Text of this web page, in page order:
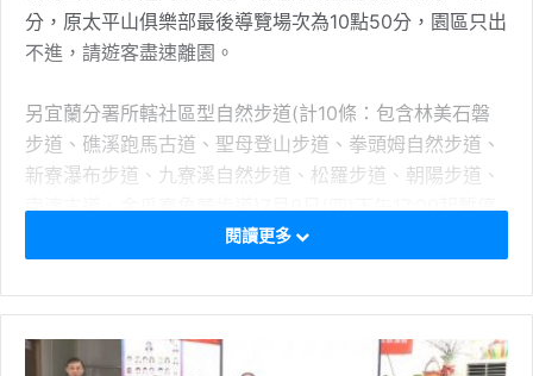
分，原太平山俱樂部最後導覽場次為10點50分，園區只出
不進，請遊客盡速離園。
另宜蘭分署所轄社區型自然步道(計10條：包含林美石磐
步道、礁溪跑馬古道、聖母登山步道、拳頭姆自然步道、
新寮瀑布步道、九寮溪自然步道、松羅步道、朝陽步道、
南澳古道、金瓜寮魚蕨步道)7月9日(四)下午17:00起暫停
開放，羅東林業文化園區俟宜蘭縣政府公告停止上班上課
進行災害勘查及環境整備，做滾動式調整。林業及自然保
閱讀更多